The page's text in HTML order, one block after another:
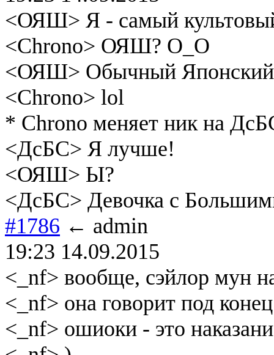
<ОЯШ> Я - самый
<Chrono> ОЯШ? О_О
<ОЯШ> Обычный
<Chrono> lol
* Chrono меняет ник на
<ДсБС> Я лучше!
<ОЯШ> Ы?
<ДсБС> Девочка с
#1786 ← admin
19:23 14.09.2015
<_nf> вообще, сэйлор мун
<_nf> она говорит под
<_nf> ошиоки - это